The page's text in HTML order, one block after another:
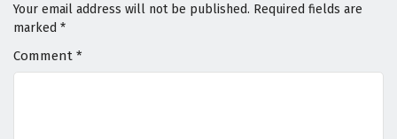
Your email address will not be published. Required fields are
marked *
Comment *